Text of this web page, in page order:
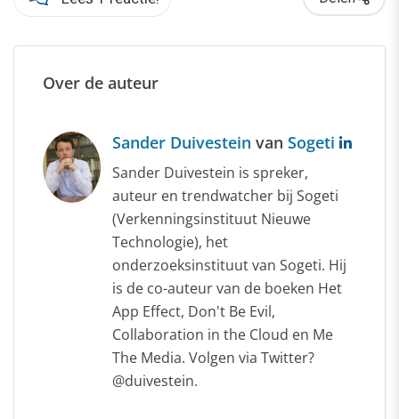
Over de auteur
Sander Duivestein van Sogeti
Sander Duivestein is spreker,
auteur en trendwatcher bij Sogeti
(Verkenningsinstituut Nieuwe
Technologie), het
onderzoeksinstituut van Sogeti. Hij
is de co-auteur van de boeken Het
App Effect, Don't Be Evil,
Collaboration in the Cloud en Me
The Media. Volgen via Twitter?
@duivestein.